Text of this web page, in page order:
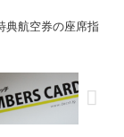
座席に置かれて
典航空券の座席指